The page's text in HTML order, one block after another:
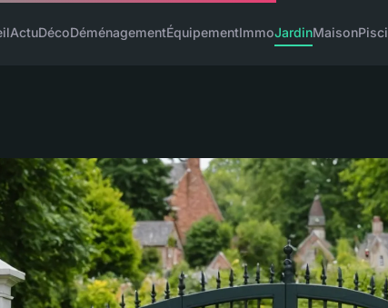
ActuDécoDéménagementÉquipementImmoJardinMaison